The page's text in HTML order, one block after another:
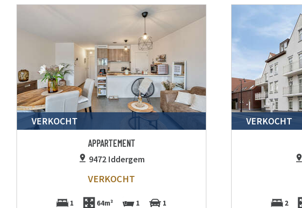
VERKOCHT
APPARTEMENT
9472 Iddergem
VERKOCHT
1 64m² 1 1
VERKOCHT
2